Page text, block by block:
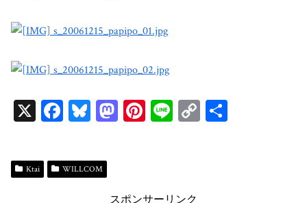
X Fa
bo
ok
Bl
sk
y
M Pi Li C
Ktai WILLCOM
スポンサーリンク